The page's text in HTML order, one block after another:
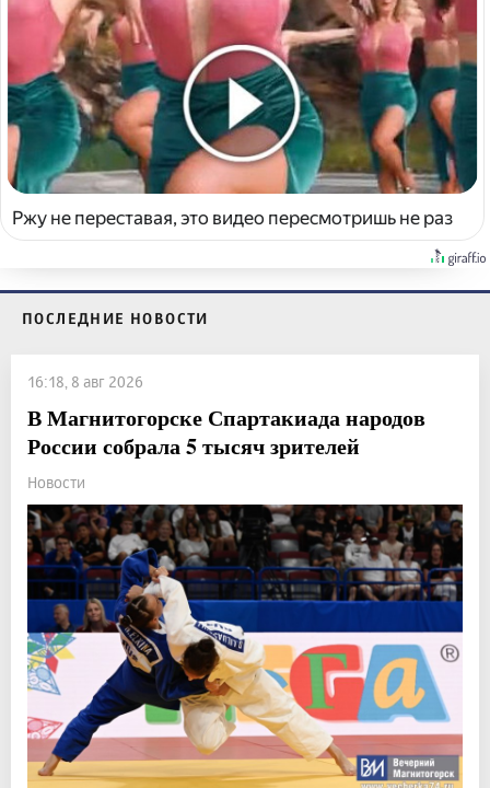
Ржу не переставая, это видео пересмотришь не раз
ПОСЛЕДНИЕ НОВОСТИ
16:18, 8 авг 2026
В Магнитогорске Спартакиада народов
России собрала 5 тысяч зрителей
Новости